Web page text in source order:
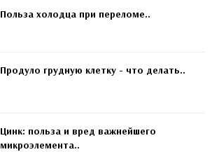
Польза холодца при переломе..
Продуло грудную клетку - что делать..
Цинк: польза и вред важнейшего
микроэлемента..